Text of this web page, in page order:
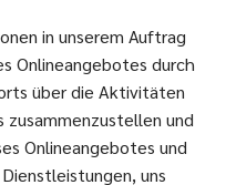
in unserem Auftrag
Onlineangebotes durch
über die Aktivitäten
zusammenzustellen und
Onlineangebotes und
uns